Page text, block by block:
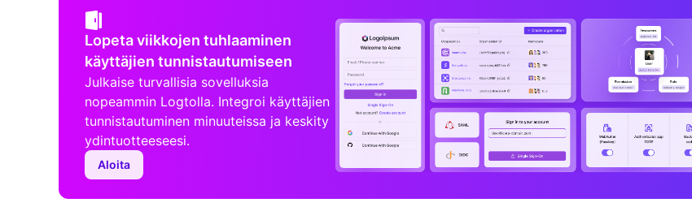
Lopeta viikkojen tuhlaaminen
käyttäjien tunnistautumiseen
Julkaise turvallisia sovelluksia
nopeammin Logtolla. Integroi käyttäjien
tunnistautuminen minuuteissa ja keskity
ydintuotteeseesi.
Aloita